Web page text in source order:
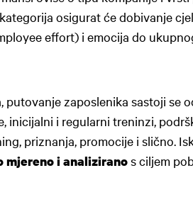
osigurat će dobivanje
effort) i emocija do
putovanje zaposlenika sastoji se
inicijalni i regularni treninzi,
priznanja, promocije i slično.
mjereno i analiziranos ciljem